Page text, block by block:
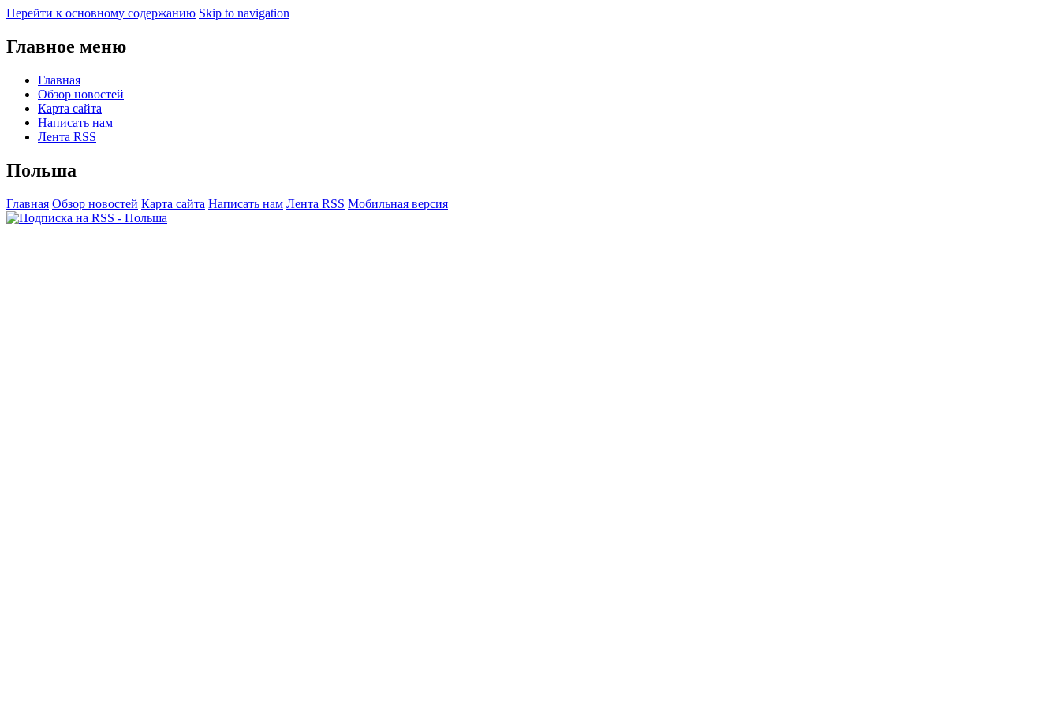
Перейти к основному содержанию Skip to navigation
Главное меню
Главная
Обзор новостей
Карта сайта
Написать нам
Лента RSS
Польша
Главная Обзор новостей Карта сайта Написать нам Лента RSS Мобильная версия